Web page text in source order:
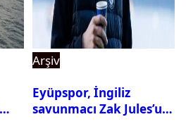
Arşiv
Eyüpspor, İngiliz
savunmacı Zak Jules’u